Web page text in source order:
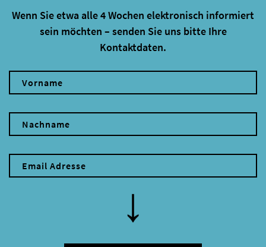
Wenn Sie etwa alle 4 Wochen elektronisch informiert
sein möchten – senden Sie uns bitte Ihre
Kontaktdaten.